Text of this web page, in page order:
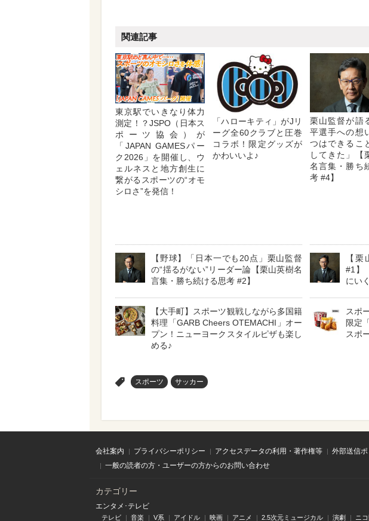
関連記事
東京駅でいきなり体力
測定！？JSPO（日本ス
ポーツ協会）が
「JAPAN GAMESパー
ク2026」を開催し、ウ
ェルネスと地方創生に
繋がるスポーツの“オモ
シロさ”を発信！
「ハローキティ」がJリ
ーグ全60クラブと圧巻
コラボ！限定グッズが
かわいいよ♪
栗山監督が語
平選手への想
つはできるこ
してきた」【
名言集・勝ち
考 #4】
【野球】「日本一でも20点」栗山監督
の“揺るがない”リーダー論【栗山英樹名
言集・勝ち続ける思考 #2】
【
#1】
にい
【大手町】スポーツ観戦しながら多国籍
料理「GARB Cheers OTEMACHI」オー
プン！ニューヨークスタイルピザも楽し
める♪
スポ
限定
スポ
スポーツ サッカー
会社案内 プライバシーポリシー アクセスデータの利用・著作権等 外部送信
一般の読者の方・ユーザーの方からのお問い合わせ
カテゴリー
エンタメ･テレビ
テレビ 音楽 V系 アイドル 映画 アニメ 2.5次元ミュージカル 演劇 ニ